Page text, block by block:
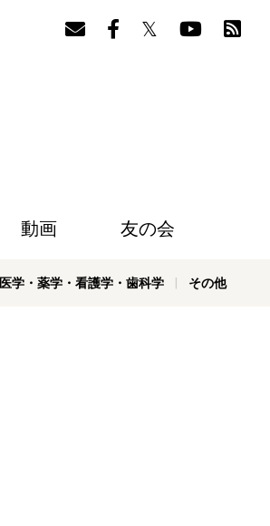
動画 友の会
医学・薬学・看護学・歯科学 その他